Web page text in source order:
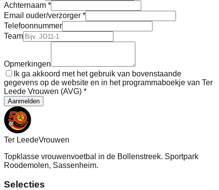
Achternaam *
Email ouder/verzorger *
Telefoonnummer
Team
Opmerkingen
Ik ga akkoord met het gebruik van bovenstaande
gegevens op de website en in het programmaboekje van Ter
Leede Vrouwen (AVG) *
Aanmelden
Ter LeedeVrouwen
Topklasse vrouwenvoetbal in de Bollenstreek. Sportpark
Roodemolen, Sassenheim.
Selecties